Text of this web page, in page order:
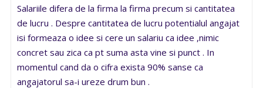
Salariile difera de la firma la firma precum si cantitatea
de lucru . Despre cantitatea de lucru potentialul angajat
isi formeaza o idee si cere un salariu ca idee ,nimic
concret sau zica ca pt suma asta vine si punct . In
momentul cand da o cifra exista 90% sanse ca
angajatorul sa-i ureze drum bun .